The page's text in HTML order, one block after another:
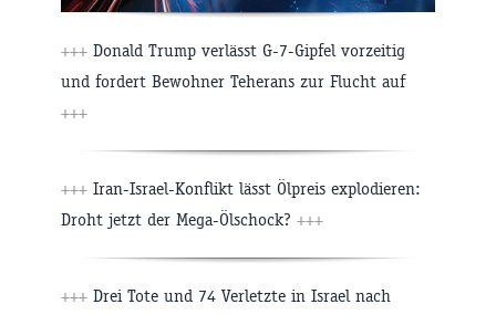
+++ Donald Trump verlässt G-7-Gipfel vorzeitig
und fordert Bewohner Teherans zur Flucht auf
+++
+++ Iran-Israel-Konflikt lässt Ölpreis explodieren:
Droht jetzt der Mega-Ölschock? +++
+++ Drei Tote und 74 Verletzte in Israel nach